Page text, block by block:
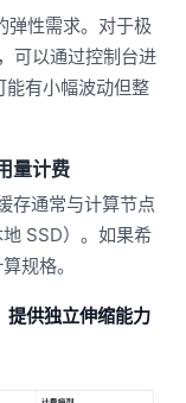
弹性需求。对于极
可以通过控制台进
有小幅波动但整
量计费
存通常与计算节点
SSD）。如果希
规格。
供独立伸缩能力